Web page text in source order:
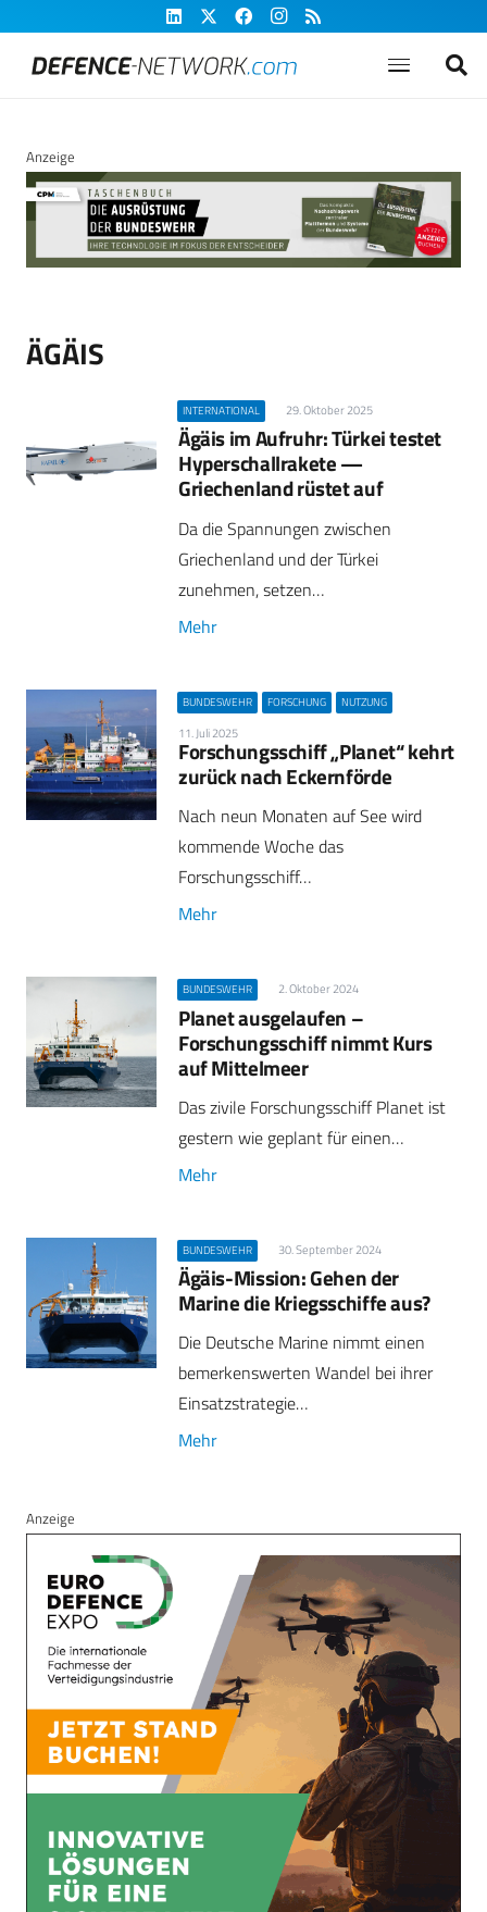
Anzeige
ÄGÄIS
INTERNATIONAL 29. Oktober 2025
Ägäis im Aufruhr: Türkei testet
Hyperschallrakete —
Griechenland rüstet auf
Da die Spannungen zwischen
Griechenland und der Türkei
zunehmen, setzen…
Mehr
BUNDESWEHR FORSCHUNG NUTZUNG
11. Juli 2025
Forschungsschiff „Planet“ kehrt
zurück nach Eckernförde
Nach neun Monaten auf See wird
kommende Woche das
Forschungsschiff…
Mehr
BUNDESWEHR 2. Oktober 2024
Planet ausgelaufen –
Forschungsschiff nimmt Kurs
auf Mittelmeer
Das zivile Forschungsschiff Planet ist
gestern wie geplant für einen…
Mehr
BUNDESWEHR 30. September 2024
Ägäis-Mission: Gehen der
Marine die Kriegsschiffe aus?
Die Deutsche Marine nimmt einen
bemerkenswerten Wandel bei ihrer
Einsatzstrategie…
Mehr
Anzeige